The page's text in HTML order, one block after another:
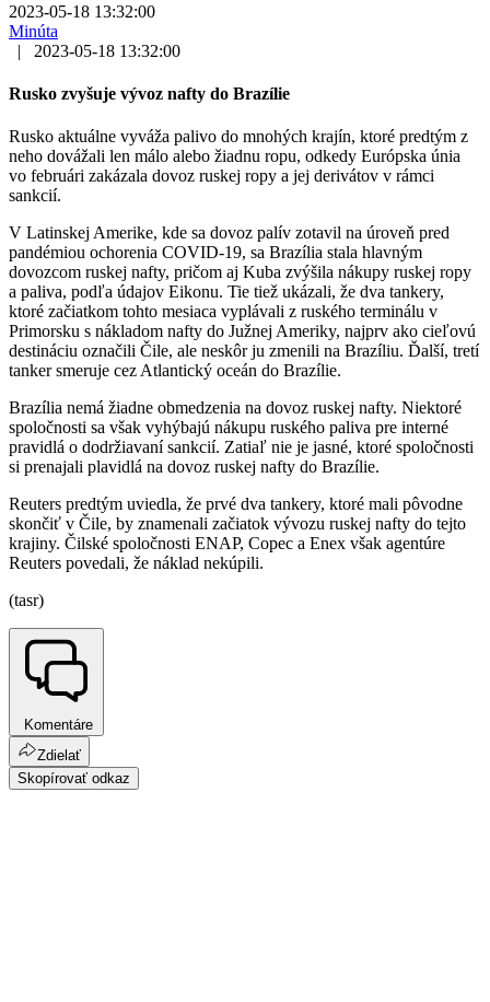
2023-05-18 13:32:00
Minúta
|
2023-05-18 13:32:00
Rusko zvyšuje vývoz nafty do Brazílie
Rusko aktuálne vyváža palivo do mnohých krajín, ktoré predtým z
neho dovážali len málo alebo žiadnu ropu, odkedy Európska únia
vo februári zakázala dovoz ruskej ropy a jej derivátov v rámci
sankcií.
V Latinskej Amerike, kde sa dovoz palív zotavil na úroveň pred
pandémiou ochorenia COVID-19, sa Brazília stala hlavným
dovozcom ruskej nafty, pričom aj Kuba zvýšila nákupy ruskej ropy
a paliva, podľa údajov Eikonu. Tie tiež ukázali, že dva tankery,
ktoré začiatkom tohto mesiaca vyplávali z ruského terminálu v
Primorsku s nákladom nafty do Južnej Ameriky, najprv ako cieľovú
destináciu označili Čile, ale neskôr ju zmenili na Brazíliu. Ďalší, tretí
tanker smeruje cez Atlantický oceán do Brazílie.
Brazília nemá žiadne obmedzenia na dovoz ruskej nafty. Niektoré
spoločnosti sa však vyhýbajú nákupu ruského paliva pre interné
pravidlá o dodržiavaní sankcií. Zatiaľ nie je jasné, ktoré spoločnosti
si prenajali plavidlá na dovoz ruskej nafty do Brazílie.
Reuters predtým uviedla, že prvé dva tankery, ktoré mali pôvodne
skončiť v Čile, by znamenali začiatok vývozu ruskej nafty do tejto
krajiny. Čilské spoločnosti ENAP, Copec a Enex však agentúre
Reuters povedali, že náklad nekúpili.
(tasr)
Komentáre
Zdielať
Skopírovať odkaz